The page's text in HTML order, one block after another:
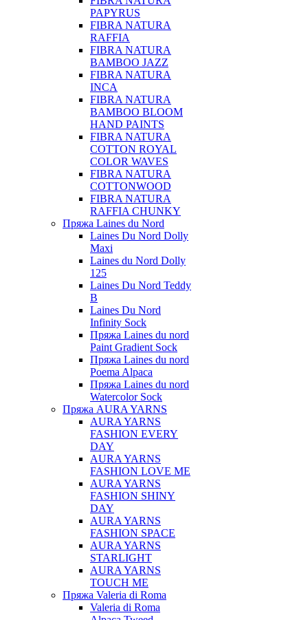
PAPYRUS
FIBRA NATURA
RAFFIA
FIBRA NATURA
BAMBOO JAZZ
FIBRA NATURA
INCA
FIBRA NATURA
BAMBOO BLOOM
HAND PAINTS
FIBRA NATURA
COTTON ROYAL
COLOR WAVES
FIBRA NATURA
COTTONWOOD
FIBRA NATURA
RAFFIA CHUNKY
Пряжа Laines du Nord
Laines Du Nord Dolly
Maxi
Laines du Nord Dolly
125
Laines Du Nord Teddy
B
Laines Du Nord
Infinity Sock
Пряжа Laines du nord
Paint Gradient Sock
Пряжа Laines du nord
Poema Alpaca
Пряжа Laines du nord
Watercolor Sock
Пряжа AURA YARNS
AURA YARNS
FASHION EVERY
DAY
AURA YARNS
FASHION LOVE ME
AURA YARNS
FASHION SHINY
DAY
AURA YARNS
FASHION SPACE
AURA YARNS
STARLIGHT
AURA YARNS
TOUCH ME
Пряжа Valeria di Roma
Valeria di Roma